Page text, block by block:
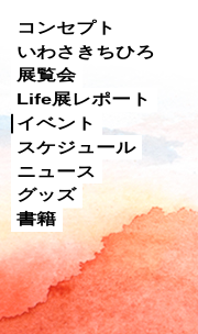
to
content
コンセプト
いわさきちひろ
展覧会
Life展レポート
イベント
スケジュール
ニュース
グッズ
書籍